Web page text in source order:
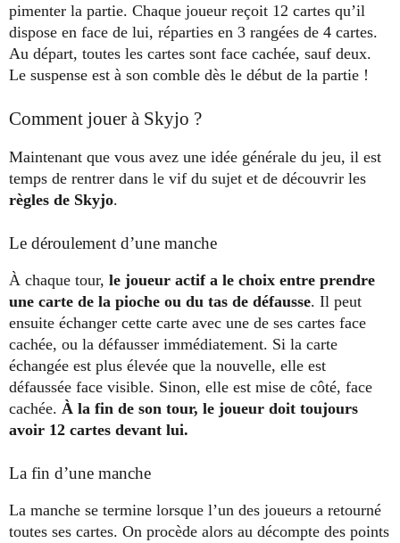
pimenter la partie. Chaque joueur reçoit 12 cartes qu’il
dispose en face de lui, réparties en 3 rangées de 4 cartes.
Au départ, toutes les cartes sont face cachée, sauf deux.
Le suspense est à son comble dès le début de la partie !
Comment jouer à Skyjo ?
Maintenant que vous avez une idée générale du jeu, il est
temps de rentrer dans le vif du sujet et de découvrir les
règles de Skyjo.
Le déroulement d’une manche
À chaque tour, le joueur actif a le choix entre prendre
une carte de la pioche ou du tas de défausse. Il peut
ensuite échanger cette carte avec une de ses cartes face
cachée, ou la défausser immédiatement. Si la carte
échangée est plus élevée que la nouvelle, elle est
défaussée face visible. Sinon, elle est mise de côté, face
cachée. À la fin de son tour, le joueur doit toujours
avoir 12 cartes devant lui.
La fin d’une manche
La manche se termine lorsque l’un des joueurs a retourné
toutes ses cartes. On procède alors au décompte des points